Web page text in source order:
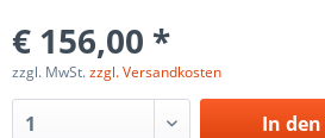
€ 156,00 *
zzgl. MwSt.zzgl. Versandkosten
In den